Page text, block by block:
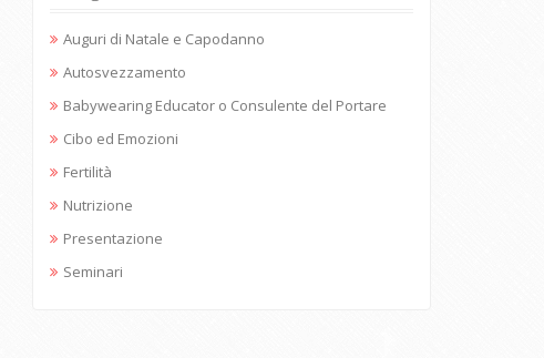
Auguri di Natale e Capodanno
Autosvezzamento
Babywearing Educator o Consulente del Portare
Cibo ed Emozioni
Fertilità
Nutrizione
Presentazione
Seminari